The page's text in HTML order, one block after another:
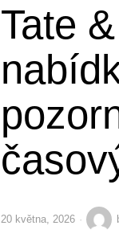
Tate
20 května, 2026